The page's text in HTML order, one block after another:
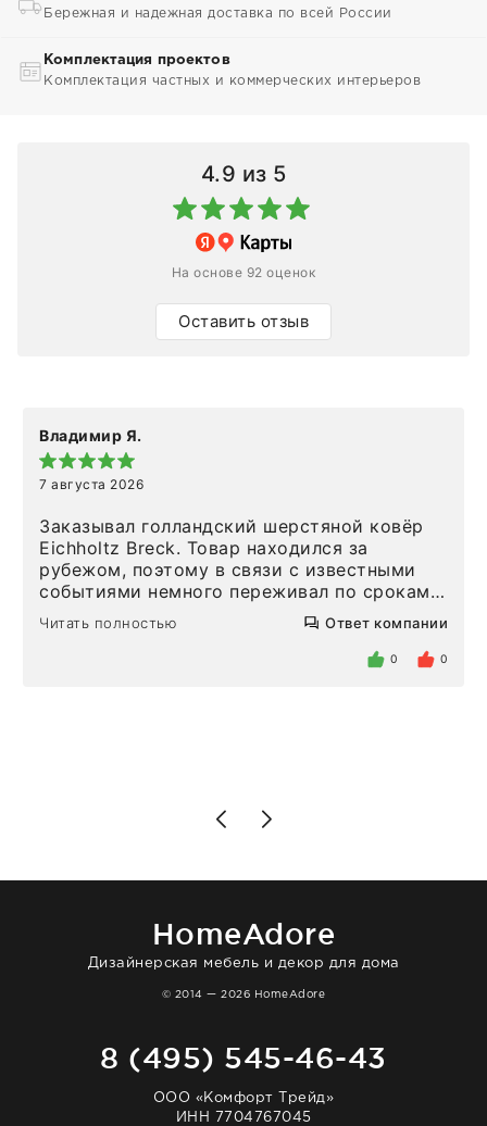
Бережная и надежная доставка по всей России
Комплектация проектов
Комплектация частных и коммерческих интерьеров
4.9 из 5
На основе 92 оценок
Оставить отзыв
Владимир Я.
7 августа 2026
Заказывал голландский шерстяной ковёр
Eichholtz Breck. Товар находился за
рубежом, поэтому в связи с известными
событиями немного переживал по срокам.
Но homeadore привезли ровно в
определенное в договоре время, без
то качество выше всяких похвал. Выглядит
Читать полностью Ответ компании
0 0
HomeAdore
Дизайнерская мебель и декор для дома
© 2014 — 2026 HomeAdore
8 (495) 545-46-43
ООО «Комфорт Трейд»
ИНН 7704767045